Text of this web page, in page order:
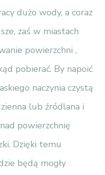
dużo wody, a coraz
zaś w miastach
powierzchni ,
pobierać. By napoić
naczynia czystą
lub źródlana i
powierzchnię
Dzięki temu
będą mogły